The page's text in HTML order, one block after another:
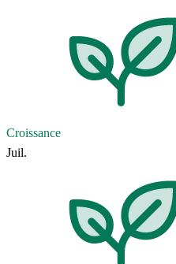
Croissance
Juil.